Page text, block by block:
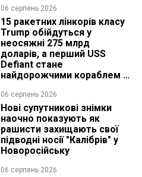
06 серпень 2026
15 ракетних лінкорів класу
Trump обійдуться у
неосяжні 275 млрд
доларів, а перший USS
Defiant стане
найдорожчими кораблем в
06 серпень 2026
Нові супутникові знімки
наочно показують як
рашисти захищають свої
підводні носії "Калібрів" у
Новоросійську
06 серпень 2026